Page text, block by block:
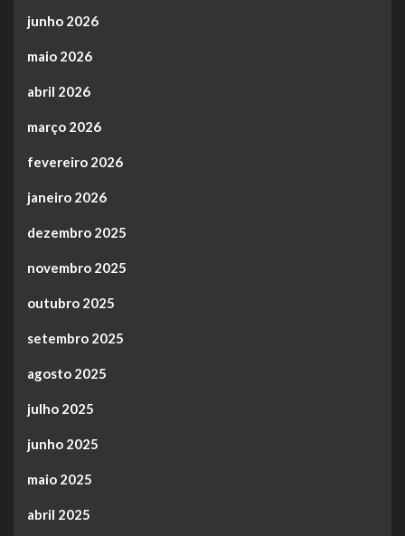
junho 2026
maio 2026
abril 2026
março 2026
fevereiro 2026
janeiro 2026
dezembro 2025
novembro 2025
outubro 2025
setembro 2025
agosto 2025
julho 2025
junho 2025
maio 2025
abril 2025